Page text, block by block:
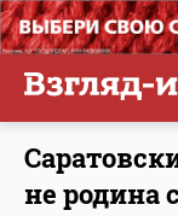
не родина